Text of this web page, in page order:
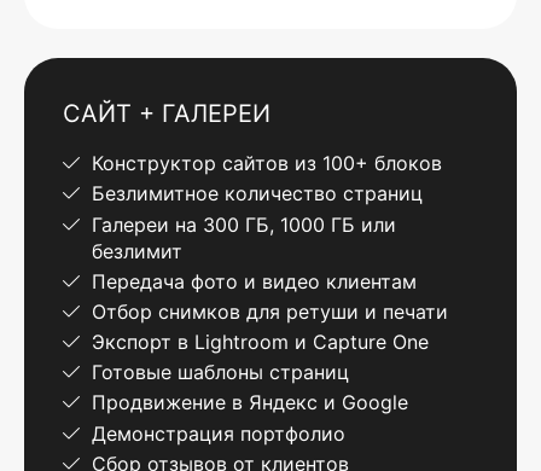
САЙТ + ГАЛЕРЕИ
Конструктор сайтов из 100+ блоков
Безлимитное количество страниц
Галереи на 300 ГБ, 1000 ГБ или
безлимит
Передача фото и видео клиентам
Отбор снимков для ретуши и печати
Экспорт в Lightroom и Capture One
Готовые шаблоны страниц
Продвижение в Яндекс и Google
Демонстрация портфолио
Сбор отзывов от клиентов